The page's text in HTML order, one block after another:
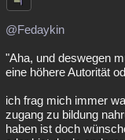
@Fedaykin
"Aha, und deswegen
eine höhere Autorität
ich frag mich immer
zugang zu bildung
haben ist doch